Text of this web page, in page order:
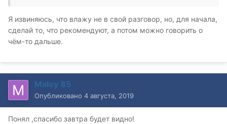
Я извиняюсь, что влажу не в свой разговор, но, для начала,
сделай то, что рекомендуют, а потом можно говорить о
чём-то дальше.
Maloy 85
Опубликовано 4 августа, 2019
Понял ,спасибо завтра будет видно!